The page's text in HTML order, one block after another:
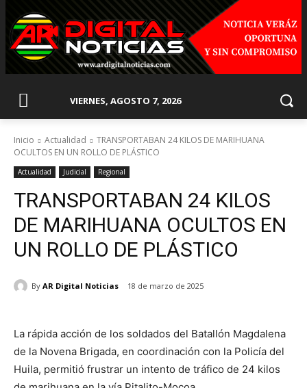
VIERNES, AGOSTO 7, 2026
Inicio Actualidad
TRANSPORTABAN 24 KILOS DE MARIHUANA
OCULTOS EN UN ROLLO DE PLÁSTICO
Actualidad Judicial Regional
TRANSPORTABAN 24 KILOS
DE MARIHUANA OCULTOS EN
UN ROLLO DE PLÁSTICO
By AR Digital Noticias 18 de marzo de 2025
La rápida acción de los soldados del Batallón Magdalena
de la Novena Brigada, en coordinación con la Policía del
Huila, permitió frustrar un intento de tráfico de 24 kilos